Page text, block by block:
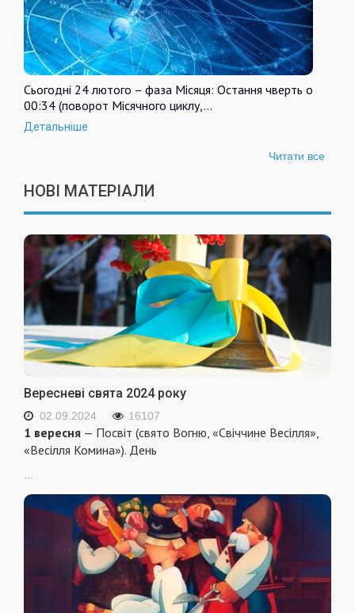
Сьогодні 24 лютого – фаза Місяця: Остання чверть о
00:34 (поворот Місячного циклу,…
Детальніше
Читати все
НОВІ МАТЕРІАЛИ
Вересневі свята 2024 року
02.09.2024 16107
1 вересня — Посвіт (свято Вогню, «Свіччине Весілля»,
«Весілля Комина»). День
...